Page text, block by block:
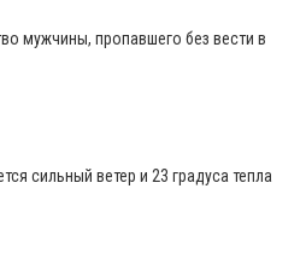
мужчины, пропавшего без вести в
сильный ветер и 23 градуса тепла